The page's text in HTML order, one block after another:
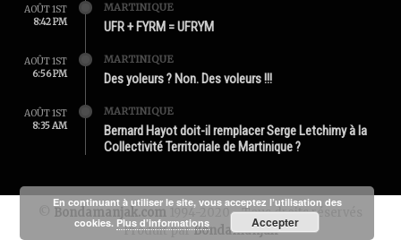
AOÛT 1ST
8:42 PM
MARTINIQUE
UFR + FYRM = UFRYM
AOÛT 1ST
6:56 PM
MARTINIQUE
Des yoleurs ? Non. Des voleurs !!!
AOÛT 1ST
8:35 AM
MARTINIQUE
Bernard Hayot doit-il remplacer Serge Letchimy à la
Collectivité Territoriale de Martinique ?
Bondamanjak.com 1994-2020 - Tous droits réservés
Produit parBondamanjak
En continuant à utiliser le site, vous acceptez l’utilisation des
cookies. Plus d’informations Accepter